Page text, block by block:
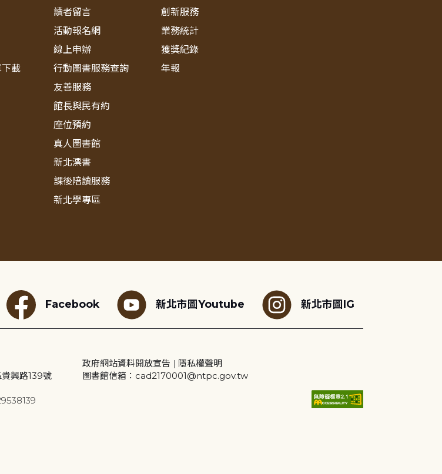
載
讀者留言
活動報名網
線上申辦
行動圖書服務查詢
友善服務
館長與民有約
座位預約
真人圖書館
新北漂書
課後陪讀服務
新北學專區
創新服務
業務統計
獲獎紀錄
年報
Facebook 新北市圖Youtube 新北市圖IG
興路139號
政府網站資料開放宣告 | 隱私權聲明
圖書館信箱：cad2170001@ntpc.gov.tw